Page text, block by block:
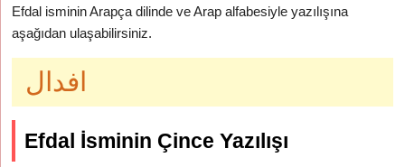
Efdal isminin Arapça dilinde ve Arap alfabesiyle yazılışına
aşağıdan ulaşabilirsiniz.
افدال
Efdal İsminin Çince Yazılışı